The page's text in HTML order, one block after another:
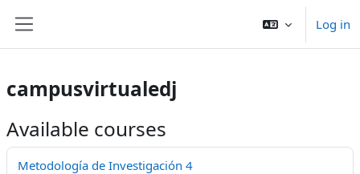
Log in
campusvirtualedj
Available courses
Metodología de Investigación 4